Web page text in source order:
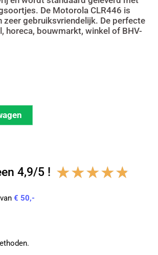
€ 1.688,90.
De Motorola CLR446 is
zeer gebruiksvriendelijk. De perfecte
horeca, bouwmarkt, winkel of BHV-
4,9/5 ! ★★★★★
van€ 50,-